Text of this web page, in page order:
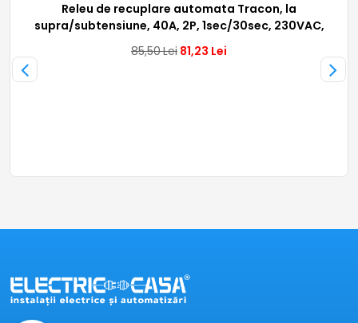
Releu de recuplare automata Tracon, la
supra/subtensiune, 40A, 2P, 1sec/30sec, 230VAC,
EVOUO2
85,50Lei 81,23 Lei